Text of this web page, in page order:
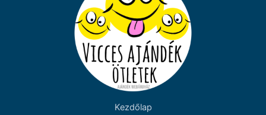
Kezdőlap